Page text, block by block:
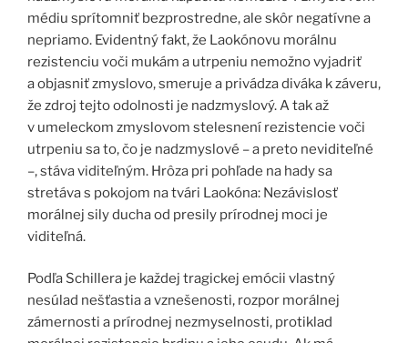
médiu sprítomniť bezprostredne, ale skôr negatívne a
nepriamo. Evidentný fakt, že Laokónovu morálnu
rezistenciu voči mukám a utrpeniu nemožno vyjadriť
a objasniť zmyslovo, smeruje a privádza diváka k záveru,
že zdroj tejto odolnosti je nadzmyslový. A tak až
v umeleckom zmyslovom stelesnení rezistencie voči
utrpeniu sa to, čo je nadzmyslové – a preto neviditeľné
–, stáva viditeľným. Hrôza pri pohľade na hady sa
stretáva s pokojom na tvári Laokóna: Nezávislosť
morálnej sily ducha od presily prírodnej moci je
viditeľná.
Podľa Schillera je každej tragickej emócii vlastný
nesúlad nešťastia a vznešenosti, rozpor morálnej
zámernosti a prírodnej nezmyselnosti, protiklad